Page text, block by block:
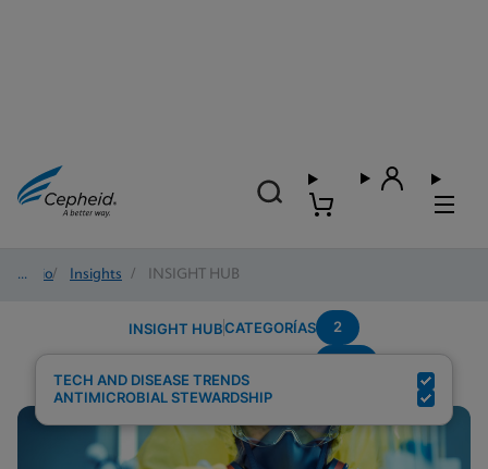
Inicio/ Insights / INSIGHT HUB
INSIGHT HUBCATEGORÍAS 2
TECH AND DISEASE TRENDS
ANTIMICROBIAL STEWARDSHIP